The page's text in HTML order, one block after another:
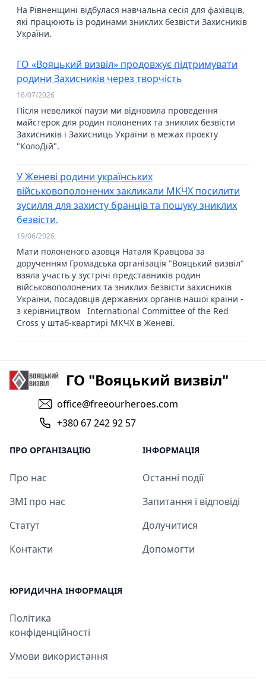
На Рівненщині відбулася навчальна сесія для фахівців,
які працюють із родинами зниклих безвісти Захисників
України.
ГО «Вояцький визвіл» продовжує підтримувати
родини Захисників через творчість
16/07/2026
Після невеликої паузи ми відновила проведення
майстерок для родин полонених та зниклих безвісти
Захисників і Захисниць України в межах проєкту
"КолоДій".
У Женеві родини українських
військовополонених закликали МКЧХ посилити
зусилля для захисту бранців та пошуку зниклих
безвісти.
19/06/2026
Мати полоненого азовця Наталя Кравцова за
дорученням Громадська організація "Вояцький визвіл"
взяла участь у зустрічі представників родин
військовополонених та зниклих безвісти захисників
України, посадовців державних органів нашої країни -
з керівництвом International Committee of the Red
Cross у штаб-квартирі МКЧХ в Женеві.
ГО "Вояцький визвіл"
office@freeourheroes.com
+380 67 242 92 57
ПРО ОРГАНІЗАЦІЮ
Про нас
ЗМІ про нас
Статут
Контакти
ІНФОРМАЦІЯ
Останні події
Запитання і відповіді
Долучитися
Допомогти
ЮРИДИЧНА ІНФОРМАЦІЯ
Політика
конфіденційності
Умови використання